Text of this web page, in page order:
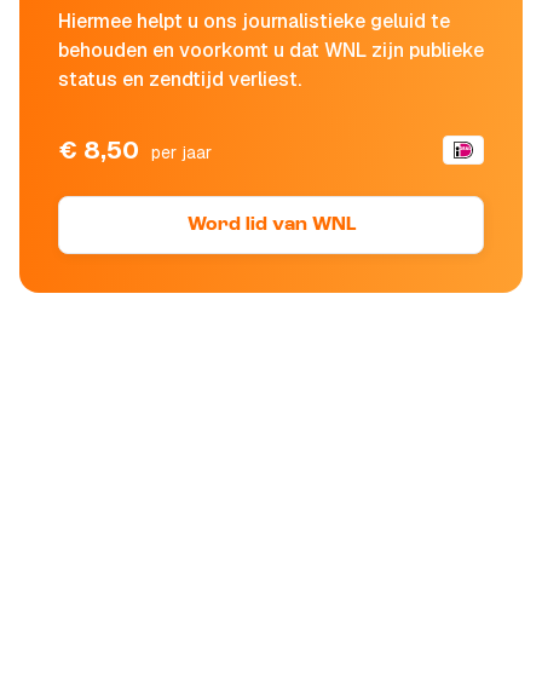
Hiermee helpt u ons journalistieke geluid te
behouden en voorkomt u dat WNL zijn publieke
status en zendtijd verliest.
€ 8,50 per jaar
Word lid van WNL